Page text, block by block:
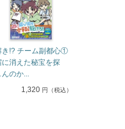
き!? チーム副都心①
に消えた秘宝を探
のか...
1,320 円（税込）